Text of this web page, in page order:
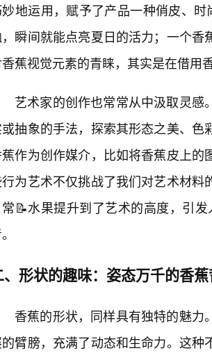
地运用，赋予了产品一种俏皮、
瞬间就能点亮夏日的活力；一个
蕉视觉元素的青睐，其实是在借用
艺术家的创作也常常从中汲取灵
抽象的手法，探索其形态之美、
作为创作媒介，比如将香蕉皮上
为艺术不仅挑战了我们对艺术材
常📝水果提升到了艺术的高度，引
、形状的趣味：姿态万千的香
香蕉的形状，同样具有独特的魅
臂膀，充满了动态和生命力。这